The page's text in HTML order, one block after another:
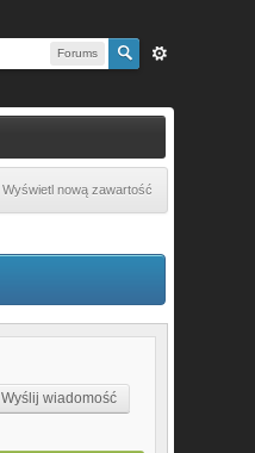
Forums
Wyświetl nową zawartość
Wyślij wiadomość